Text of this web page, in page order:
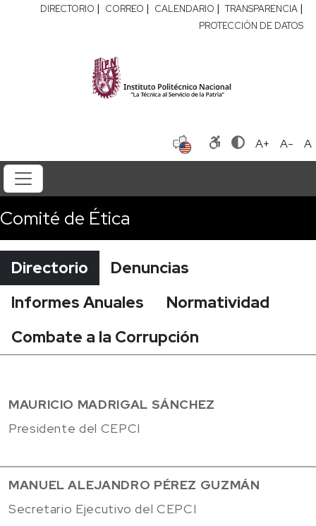
DIRECTORIO | CORREO | CALENDARIO | TRANSPARENCIA |
PROTECCIÓN DE DATOS
A+ A- A
Comité de Ética
Directorio
Denuncias
Informes Anuales
Normatividad
Combate a la Corrupción
MAURICIO MADRIGAL SÁNCHEZ
Presidente del CEPCI
MANUEL ALEJANDRO PÉREZ GUZMÁN
Secretario Ejecutivo del CEPCI